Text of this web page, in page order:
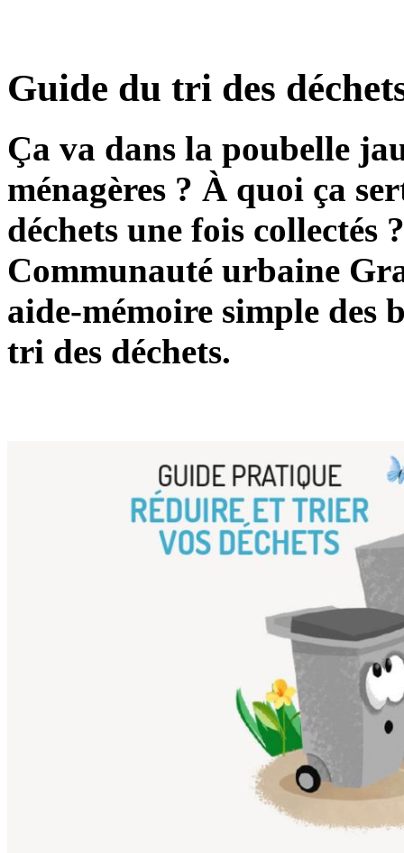
Guide du tri des
Ça va dans la poubelle
ménagères ? À quoi ça
déchets une fois
Communauté urbaine
aide-mémoire simple des
tri des déchets.